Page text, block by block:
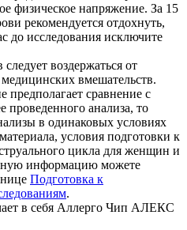
физическое напряжение. За 15
рекомендуется отдохнуть,
до исследования исключите
воздержаться от
вмешательств.
предполагает сравнение с
проведенного анализа, то
в одинаковых условиях
условия подготовки к
цикла для женщин и
информацию можете
Подготовка к
.
в себя Аллерго Чип АЛЕКС